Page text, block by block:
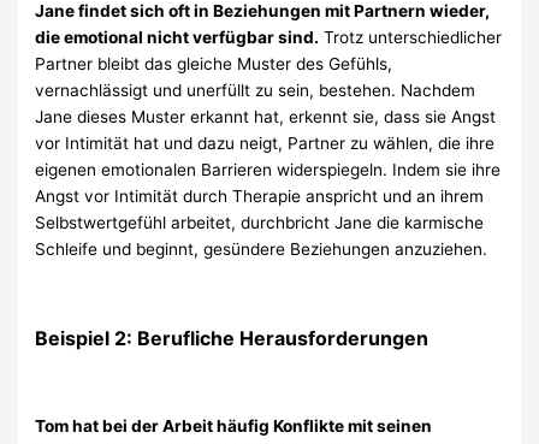
Jane findet sich oft in Beziehungen mit Partnern wieder,
die emotional nicht verfügbar sind. Trotz unterschiedlicher
Partner bleibt das gleiche Muster des Gefühls,
vernachlässigt und unerfüllt zu sein, bestehen. Nachdem
Jane dieses Muster erkannt hat, erkennt sie, dass sie Angst
vor Intimität hat und dazu neigt, Partner zu wählen, die ihre
eigenen emotionalen Barrieren widerspiegeln. Indem sie ihre
Angst vor Intimität durch Therapie anspricht und an ihrem
Selbstwertgefühl arbeitet, durchbricht Jane die karmische
Schleife und beginnt, gesündere Beziehungen anzuziehen.
Beispiel 2: Berufliche Herausforderungen
Tom hat bei der Arbeit häufig Konflikte mit seinen